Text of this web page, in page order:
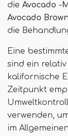
die Avocado -
Avocado
die
Eine
sind ein
kalifornische
Zeitpunkt
verwenden,
im